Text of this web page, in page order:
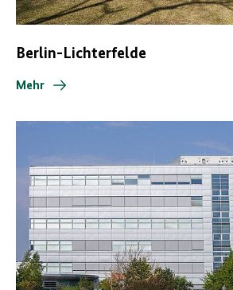
Berlin-Lichterfelde
Mehr